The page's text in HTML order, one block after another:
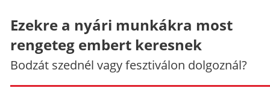
Ezekre a nyári munkákra most
rengeteg embert keresnek
Bodzát szednél vagy fesztiválon dolgoznál?